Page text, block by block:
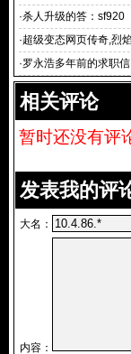
·杀人升级的答：sf920
·超级变态网页传奇,烈
开服
·罗永浩多年前的求职
习惯
相关评论
暂时还没有评
发表我的评
大名：
内容：